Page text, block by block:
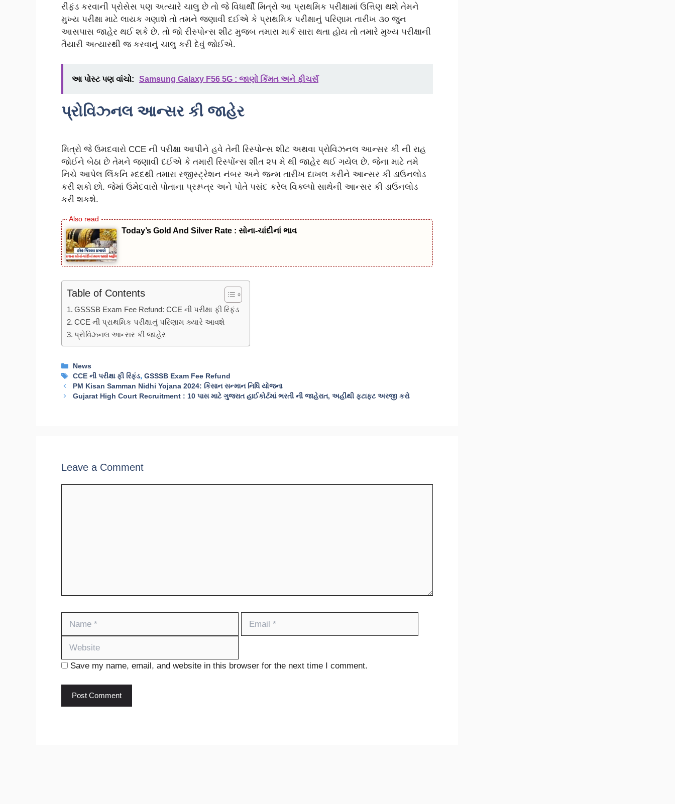
રીફંડ કરવાની પ્રોસેસ પણ અત્યારે ચાલુ છે તો જે વિધાર્થી મિત્રો આ પ્રાથમિક પરીક્ષામાં ઉત્તિણ થશે તેમને
મુખ્ય પરીક્ષા માટે લાયક ગણાશે તો તમને જણાવી દઈએ કે પ્રાથમિક પરીક્ષાનું પરિણામ તારીખ ૩૦ જુન
આસપાસ જાહેર થઈ શકે છે. તો જો રીસ્પોન્સ શીટ મુજબ તમારા માર્ક સારા થતા હોય તો તમારે મુખ્ય પરીક્ષાની
તૈયારી અત્યારથી જ કરવાનું ચાલુ કરી દેવું જોઈએ.
આ પોસ્ટ પણ વાંચો: Samsung Galaxy F56 5G : જાણો કિંમત અને ફીચર્સ
પ્રોવિઝ્નલ આન્સર કી જાહેર
મિત્રો જે ઉમદવારો CCE ની પરીક્ષા આપીને હવે તેની રિસ્પોન્સ શીટ અથવા પ્રોવિઝનલ આન્સર કી ની રાહ
જોઈને બેઠા છે તેમને જણાવી દઈએ કે તમારી રિસ્પોંન્સ શીત ૨૫ મે થી જાહેર થઈ ગયેલ છે. જેના માટે તમે
નિચે આપેલ લિંકનિ મ્દદથી તમારા રજીસ્ટ્રેશન નંબર અને જન્મ તારીખ દાખલ કરીને આન્સર કી ડાઉનલોડ
કરી શકો છો. જેમાં ઉમેદવારો પોતાના પ્રશ્નપ્ત્ર અને પોતે પસંદ કરેલ વિક્લ્પો સાથેની આન્સર કી ડાઉનલોડ
કરી શકશે.
Today’s Gold And Silver Rate : સોના-ચાંદીનાં ભાવ
Table of Contents
GSSSB Exam Fee Refund: CCE ની પરીક્ષા ફી રિફંડ
CCE ની પ્રાથમિક પરીક્ષાનું પરિણામ ક્યારે આવશે
પ્રોવિઝ્નલ આન્સર કી જાહેર
Categories
News
Tags
CCE ની પરીક્ષા ફી રિફંડ,GSSSB Exam Fee Refund
PM Kisan Samman Nidhi Yojana 2024: કિસાન સન્માન નિધિ યોજના
Gujarat High Court Recruitment : 10 પાસ માટે ગુજરાત હાઈકોર્ટમાં ભરતી ની જાહેરાત, અહીંથી ફટાફટ અરજી કરો
Leave a Comment
Save my name, email, and website in this browser for the next time I comment.